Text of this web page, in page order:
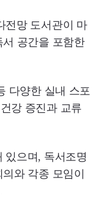
전망 도서관이 마
공간을 포함한
다양한 실내 스포
강 증진과 교류
있으며, 독서조명
와 각종 모임이